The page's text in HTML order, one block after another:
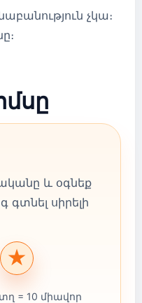
չկա։
և օգնեք
գտնել սիրելի
★
= 10 միավոր